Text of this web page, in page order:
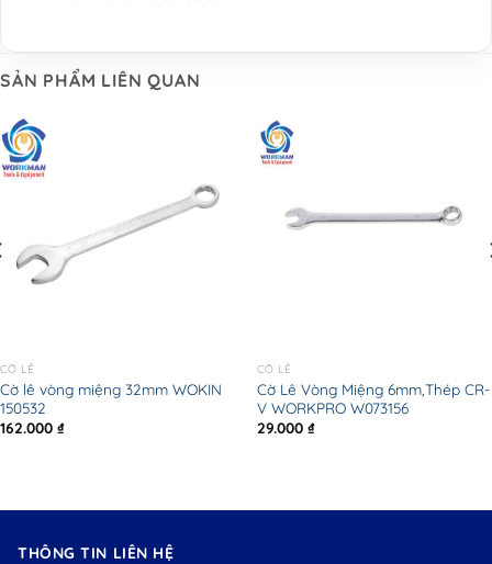
SẢN PHẨM LIÊN QUAN
CỜ LÊ
Cờ lê vòng miệng 32mm WOKIN
150532
162.000 ₫
CỜ LÊ
Cờ Lê Vòng Miệng 6mm,Thép CR-
V WORKPRO W073156
29.000 ₫
THÔNG TIN LIÊN HỆ